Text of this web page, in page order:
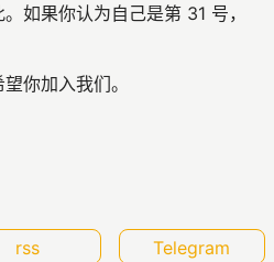
如果你认为自己是第 31 号，
你加入我们。
rss Telegram